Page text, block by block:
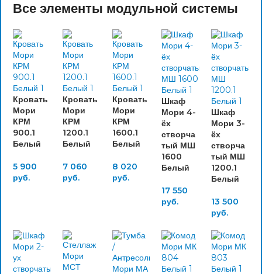
Все элементы модульной системы
Кровать
Мори
КРМ
900.1
Белый
5 900
руб.
Кровать
Мори
КРМ
1200.1
Белый
7 060
руб.
Кровать
Мори
КРМ
1600.1
Белый
8 020
руб.
Шкаф
Мори 4-
ёх
створча
тый МШ
1600
Белый
17 550
руб.
Шкаф
Мори 3-
ёх
створча
тый МШ
1200.1
Белый
13 500
руб.